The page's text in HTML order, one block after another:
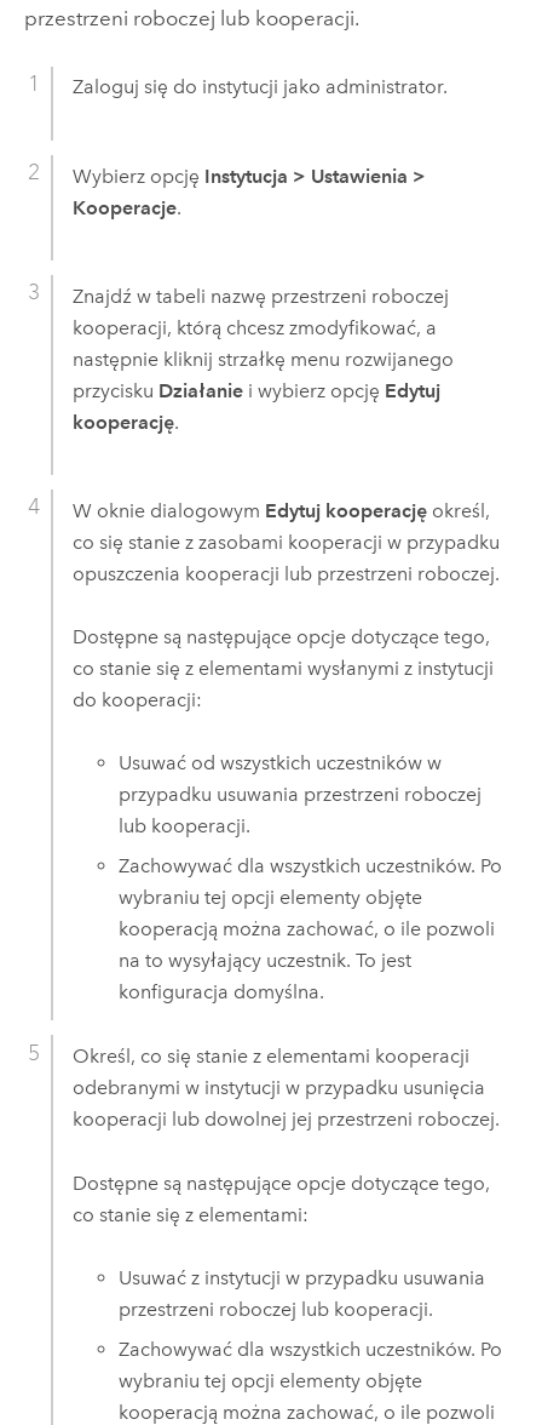
przestrzeni roboczej lub kooperacji.
Zaloguj się do instytucji jako administrator.
Wybierz opcję Instytucja > Ustawienia >
Kooperacje.
Znajdź w tabeli nazwę przestrzeni roboczej
kooperacji, którą chcesz zmodyfikować, a
następnie kliknij strzałkę menu rozwijanego
przycisku Działaniei wybierz opcję Edytuj
kooperację.
W oknie dialogowym Edytuj kooperacjęokreśl,
co się stanie z zasobami kooperacji w przypadku
opuszczenia kooperacji lub przestrzeni roboczej.
Dostępne są następujące opcje dotyczące tego,
co stanie się z elementami wysłanymi z instytucji
do kooperacji:
Usuwać od wszystkich uczestników w
przypadku usuwania przestrzeni roboczej
lub kooperacji.
Zachowywać dla wszystkich uczestników. Po
wybraniu tej opcji elementy objęte
kooperacją można zachować, o ile pozwoli
na to wysyłający uczestnik. To jest
konfiguracja domyślna.
Określ, co się stanie z elementami kooperacji
odebranymi w instytucji w przypadku usunięcia
kooperacji lub dowolnej jej przestrzeni roboczej.
Dostępne są następujące opcje dotyczące tego,
co stanie się z elementami:
Usuwać z instytucji w przypadku usuwania
przestrzeni roboczej lub kooperacji.
Zachowywać dla wszystkich uczestników. Po
wybraniu tej opcji elementy objęte
kooperacją można zachować, o ile pozwoli